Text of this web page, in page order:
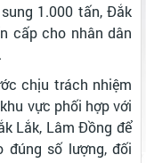
1.000 tấn, Đắk
cấp cho nhân dân
chịu trách nhiệm
vực phối hợp với
Lắk, Lâm Đồng để
số lượng, đối